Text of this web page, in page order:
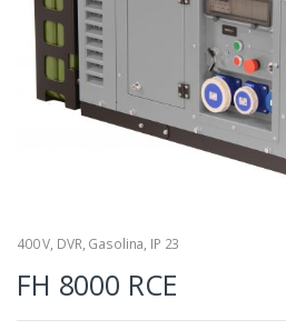
400 V, DVR, Gasolina, IP 23
FH 8000 RCE